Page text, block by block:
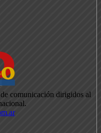
comunicación dirigidos al